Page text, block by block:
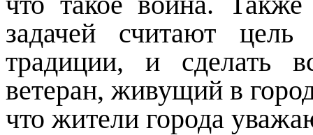
задачей считают
традиции, и сделать
ветеран, живущий в
что жители города